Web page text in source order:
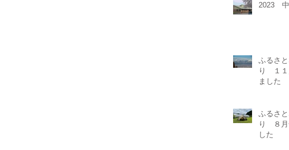
2023
ふるさ
り １１
ました
ふるさ
り ８月
した